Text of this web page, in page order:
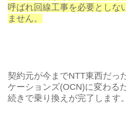
呼ばれ回線工事を必要としな
ません。
契約元が今までNTT東西だっ
ケーションズ(OCN)に変わる
続きで乗り換えが完了します。